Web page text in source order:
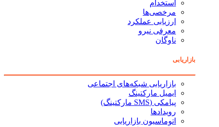
استخدام
مرخصی‌ها
ارزیابی عملکرد
معرفی نیرو
ناوگان
بازاریابی
بازاریابی شبکه‌های اجتماعی
ایمیل مارکتینگ
پیامکی (SMS مارکتینگ)
رویدادها
اتوماسیون بازاریابی